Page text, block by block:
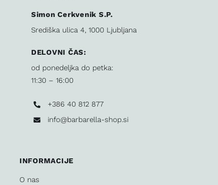
Simon Cerkvenik S.P.
Središka ulica 4, 1000 Ljubljana
DELOVNI ČAS:
od ponedeljka do petka:
11:30 – 16:00
+386 40 812 877
info@barbarella-shop.si
INFORMACIJE
O nas